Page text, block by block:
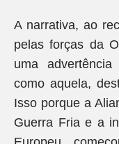
A narrativa, ao
pelas forças da
uma
como aquela,
Isso porque a
Guerra Fria e a